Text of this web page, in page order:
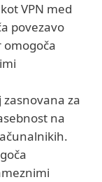
VPN med
povezavo
omogoča
zasnovana za
na